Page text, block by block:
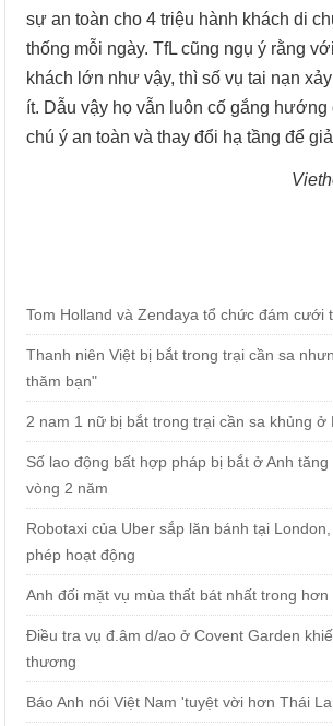
sự an toàn cho 4 triệu hành khách di
thống mỗi ngày. TfL cũng ngụ ý rằng
khách lớn như vậy, thì số vụ tai nạn
ít. Dẫu vậy họ vẫn luôn cố gắng hướng
chú ý an toàn và thay đổi hạ tầng để
Tom Holland và Zendaya tổ chức đám cưới
Thanh niên Việt bị bắt trong trại cần sa
thăm bạn"
2 nam 1 nữ bị bắt trong trại cần sa khủng ở
Số lao động bất hợp pháp bị bắt ở Anh
vòng 2 năm
Robotaxi của Uber sắp lăn bánh tại
phép hoạt động
Anh đối mặt vụ mùa thất bát nhất trong hơn
Điều tra vụ đ.âm d/ao ở Covent Garden
thương
Báo Anh nói Việt Nam 'tuyệt vời hơn Thái